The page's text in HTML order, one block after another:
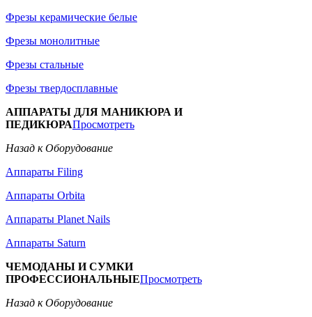
Фрезы керамические белые
Фрезы монолитные
Фрезы стальные
Фрезы твердосплавные
АППАРАТЫ ДЛЯ МАНИКЮРА И
ПЕДИКЮРАПросмотреть
Назад к Оборудование
Аппараты Filing
Аппараты Orbita
Аппараты Planet Nails
Аппараты Saturn
ЧЕМОДАНЫ И СУМКИ
ПРОФЕССИОНАЛЬНЫЕПросмотреть
Назад к Оборудование